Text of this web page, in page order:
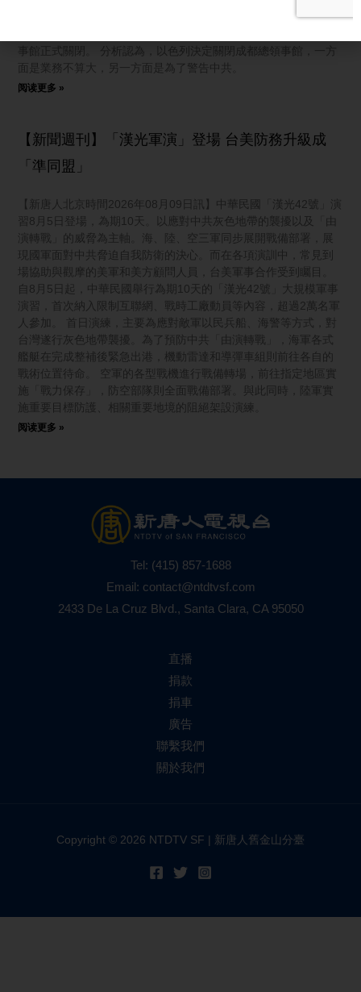
關係可能會變得越來越糟糕。 8月5日，以色列駐成都總領事韓嘉
事館正式關閉。 分析認為，以色列決定關閉成都總領事館，一方
面是業務不算大，另一方面是為了警告中共。
阅读更多 »
【新聞週刊】「漢光軍演」登場 台美防務升級成
「準同盟」
【新唐人北京時間2026年08月09日訊】中華民國「漢光42號」演
習8月5日登場，為期10天。以應對中共灰色地帶的襲擾以及「由
演轉戰」的威脅為主軸。海、陸、空三軍同步展開戰備部署，展
現國軍面對中共脅迫自我防衛的決心。而在各項演訓中，常見到
場協助與觀摩的美軍和美方顧問人員，台美軍事合作受到矚目。
自8月5日起，中華民國舉行為期10天的「漢光42號」大規模軍事
演習，首次納入限制互聯網、戰時工廠動員等內容，超過2萬名軍
人參加。 首日演練，主要為應對敵軍以民兵船、海警等方式，對
台灣遂行灰色地帶襲擾。為了預防中共「由演轉戰」，海軍各式
艦艇在完成整補後緊急出港，機動雷達和導彈車組則前往各自的
戰術位置待命。 空軍的各型戰機進行戰備轉場，前往指定地區實
施「戰力保存」，防空部隊則全面戰備部署。與此同時，陸軍實
施重要目標防護、相關重要地境的阻絕架設演練。
阅读更多 »
Tel: (415) 857-1688
Email: contact@ntdtvsf.com
2433 De La Cruz Blvd., Santa Clara, CA 95050
直播
捐款
捐車
廣告
聯繫我們
關於我們
Copyright © 2026 NTDTV SF | 新唐人舊金山分臺